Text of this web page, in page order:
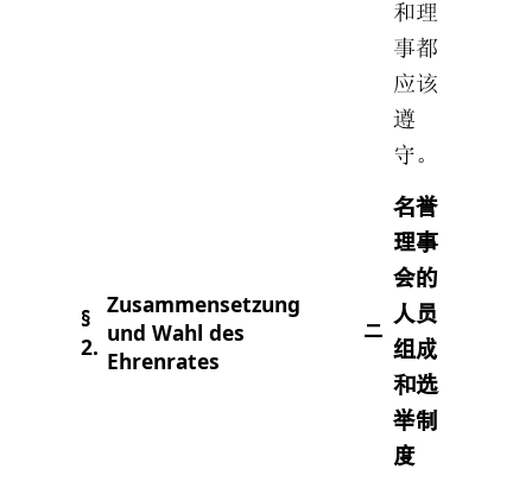
和理
事都
应该
遵
守。
§
2.
Zusammensetzung
und Wahl des
Ehrenrates
ニ
名誉
理事
会的
人员
组成
和选
举制
度